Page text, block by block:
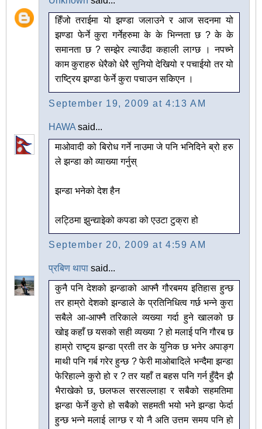
हिँजो तराईमा यो झण्डा जलाउने र आज सदनमा यो
झण्डा फेर्ने कुरा गर्नेहरुमा के के भिन्नता छ ? के के
समानता छ ? सम्झेर ल्याउँदा कहाली लाग्छ । नपच्ने
काम कुराहरु धेरैको धेरै सुनियो देखियो र पचाईयो तर यो
राष्ट्रिय झण्डा फेर्ने कुरा पचाउन सकिएन ।
September 19, 2009 at 4:13 AM
HAWA said...
माओवादी को बिरोध गर्ने नाउमा जे पनि भनिदिने ब्रो हरु
ले झन्डा को व्याख्या गर्नुस्
झन्डा भनेको देश हैन
लट्ठिमा झुन्द्याइेको कपडा को एउटा टुक्रा हो
September 20, 2009 at 4:59 AM
प्रबिण थापा said...
कुनै पनि देशको झन्डाको आफ्नै गौरबमय इतिहास हुन्छ
तर हाम्रो देशको झन्डाले के प्रतिनिधित्व गर्छ भन्ने कुरा
सबैले आ-आफ्नै तरिकाले व्यख्या गर्दा हुने खालको छ
खोइ कहाँ छ यसको सही व्यख्या ? हो मलाई पनि गौरब छ
हाम्रो राष्टृय झन्डा प्रती तर के युनिक छ भनेर अपाङ्ग
माथी पनि गर्ब गरेर हुन्छ ? फेरी माओबादिले भन्दैमा झन्डा
फेरिहाल्ने कुरो हो र ? तर यहाँ त बहस पनि गर्न हुँदैन झै
भैराखेको छ, छलफल सरसल्लाहा र सबैको सहमतिमा
झन्डा फेर्ने कुरो हो सबैको सहमती भयो भने झन्डा फेर्दा
हुन्छ भन्ने मलाई लाग्छ र यो नै अति उत्तम समय पनि हो